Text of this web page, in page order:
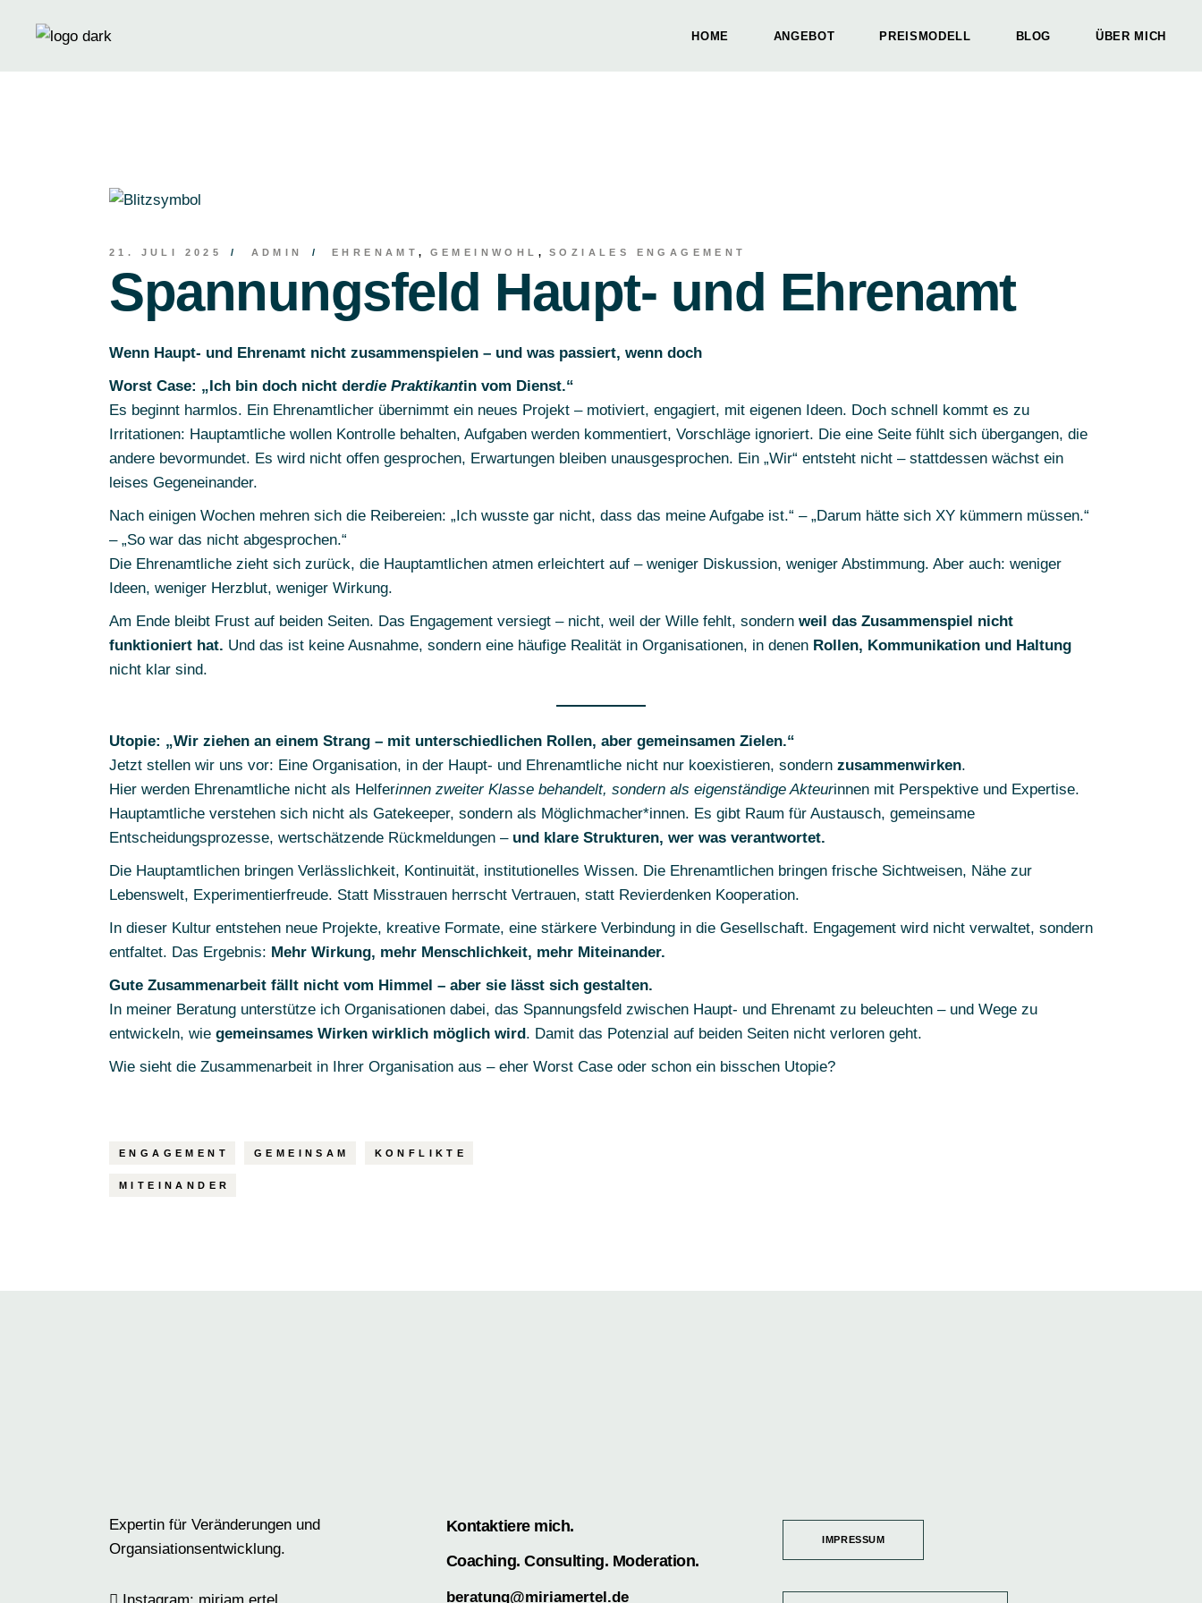
HOME ANGEBOT PREISMODELL BLOG ÜBER MICH
VisionsRäume
21. JULI 2025 ADMIN EHRENAMT GEMEINWOHL SOZIALES ENGAGEMENT
Spannungsfeld Haupt- und Ehrenamt
Wenn Haupt- und Ehrenamt nicht zusammenspielen – und was passiert, wenn doch
Worst Case: „Ich bin doch nicht derdie Praktikantin vom Dienst.“
Es beginnt harmlos. Ein Ehrenamtlicher übernimmt ein neues Projekt – motiviert, engagiert, mit eigenen Ideen. Doch schnell kommt es zu
Irritationen: Hauptamtliche wollen Kontrolle behalten, Aufgaben werden kommentiert, Vorschläge ignoriert. Die eine Seite fühlt sich übergangen, die
andere bevormundet. Es wird nicht offen gesprochen, Erwartungen bleiben unausgesprochen. Ein „Wir“ entsteht nicht – stattdessen wächst ein
leises Gegeneinander.
Nach einigen Wochen mehren sich die Reibereien: „Ich wusste gar nicht, dass das meine Aufgabe ist.“ – „Darum hätte sich XY kümmern müssen.“
– „So war das nicht abgesprochen.“
Die Ehrenamtliche zieht sich zurück, die Hauptamtlichen atmen erleichtert auf – weniger Diskussion, weniger Abstimmung. Aber auch: weniger
Ideen, weniger Herzblut, weniger Wirkung.
Am Ende bleibt Frust auf beiden Seiten. Das Engagement versiegt – nicht, weil der Wille fehlt, sondern weil das Zusammenspiel nicht
funktioniert hat. Und das ist keine Ausnahme, sondern eine häufige Realität in Organisationen, in denen Rollen, Kommunikation und Haltung
nicht klar sind.
Utopie: „Wir ziehen an einem Strang – mit unterschiedlichen Rollen, aber gemeinsamen Zielen.“
Jetzt stellen wir uns vor: Eine Organisation, in der Haupt- und Ehrenamtliche nicht nur koexistieren, sondern zusammenwirken.
Hier werden Ehrenamtliche nicht als Helferinnen zweiter Klasse behandelt, sondern als eigenständige Akteurinnen mit Perspektive und Expertise.
Hauptamtliche verstehen sich nicht als Gatekeeper, sondern als Möglichmacher*innen. Es gibt Raum für Austausch, gemeinsame
Entscheidungsprozesse, wertschätzende Rückmeldungen – und klare Strukturen, wer was verantwortet.
Die Hauptamtlichen bringen Verlässlichkeit, Kontinuität, institutionelles Wissen. Die Ehrenamtlichen bringen frische Sichtweisen, Nähe zur
Lebenswelt, Experimentierfreude. Statt Misstrauen herrscht Vertrauen, statt Revierdenken Kooperation.
In dieser Kultur entstehen neue Projekte, kreative Formate, eine stärkere Verbindung in die Gesellschaft. Engagement wird nicht verwaltet, sondern
entfaltet. Das Ergebnis: Mehr Wirkung, mehr Menschlichkeit, mehr Miteinander.
Gute Zusammenarbeit fällt nicht vom Himmel – aber sie lässt sich gestalten.
In meiner Beratung unterstütze ich Organisationen dabei, das Spannungsfeld zwischen Haupt- und Ehrenamt zu beleuchten – und Wege zu
entwickeln, wie gemeinsames Wirken wirklich möglich wird. Damit das Potenzial auf beiden Seiten nicht verloren geht.
Wie sieht die Zusammenarbeit in Ihrer Organisation aus – eher Worst Case oder schon ein bisschen Utopie?
ENGAGEMENT GEMEINSAM KONFLIKTE
MITEINANDER
Expertin für Veränderungen und
Organsiationsentwicklung.
Kontaktiere mich.
Coaching. Consulting. Moderation.
beratung@miriamertel.de
IMPRESSUM